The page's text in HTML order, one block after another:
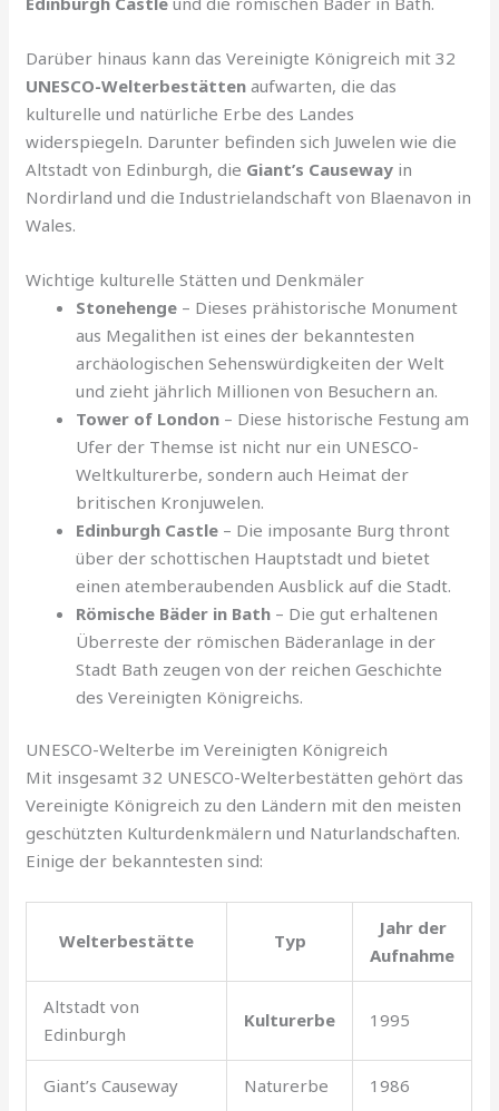
Darüber hinaus kann das Vereinigte Königreich mit 32
UNESCO-Welterbestätten aufwarten, die das
kulturelle und natürliche Erbe des Landes
widerspiegeln. Darunter befinden sich Juwelen wie die
Altstadt von Edinburgh, die Giant’s Causeway in
Nordirland und die Industrielandschaft von Blaenavon in
Wales.
Wichtige kulturelle Stätten und Denkmäler
Stonehenge – Dieses prähistorische Monument
aus Megalithen ist eines der bekanntesten
archäologischen Sehenswürdigkeiten der Welt
und zieht jährlich Millionen von Besuchern an.
Tower of London – Diese historische Festung am
Ufer der Themse ist nicht nur ein UNESCO-
Weltkulturerbe, sondern auch Heimat der
britischen Kronjuwelen.
Edinburgh Castle – Die imposante Burg thront
über der schottischen Hauptstadt und bietet
einen atemberaubenden Ausblick auf die Stadt.
Römische Bäder in Bath – Die gut erhaltenen
Überreste der römischen Bäderanlage in der
Stadt Bath zeugen von der reichen Geschichte
des Vereinigten Königreichs.
UNESCO-Welterbe im Vereinigten Königreich
Mit insgesamt 32 UNESCO-Welterbestätten gehört das
Vereinigte Königreich zu den Ländern mit den meisten
geschützten Kulturdenkmälern und Naturlandschaften.
Einige der bekanntesten sind:
Welterbestätte Typ
Jahr der
Aufnahme
Altstadt von
Edinburgh
Kulturerbe 1995
Giant’s Causeway Naturerbe 1986